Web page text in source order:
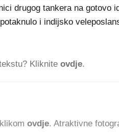
drugog tankera na gotovo
i indijsko
Kliknite ovdje.
ovdje. Atraktivne